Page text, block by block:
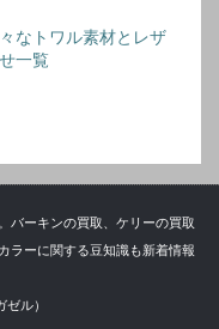
なトワル素材とレザ
一覧
バーキンの買取、ケリーの買取
ラーに関する豆知識も新着情報
ル）